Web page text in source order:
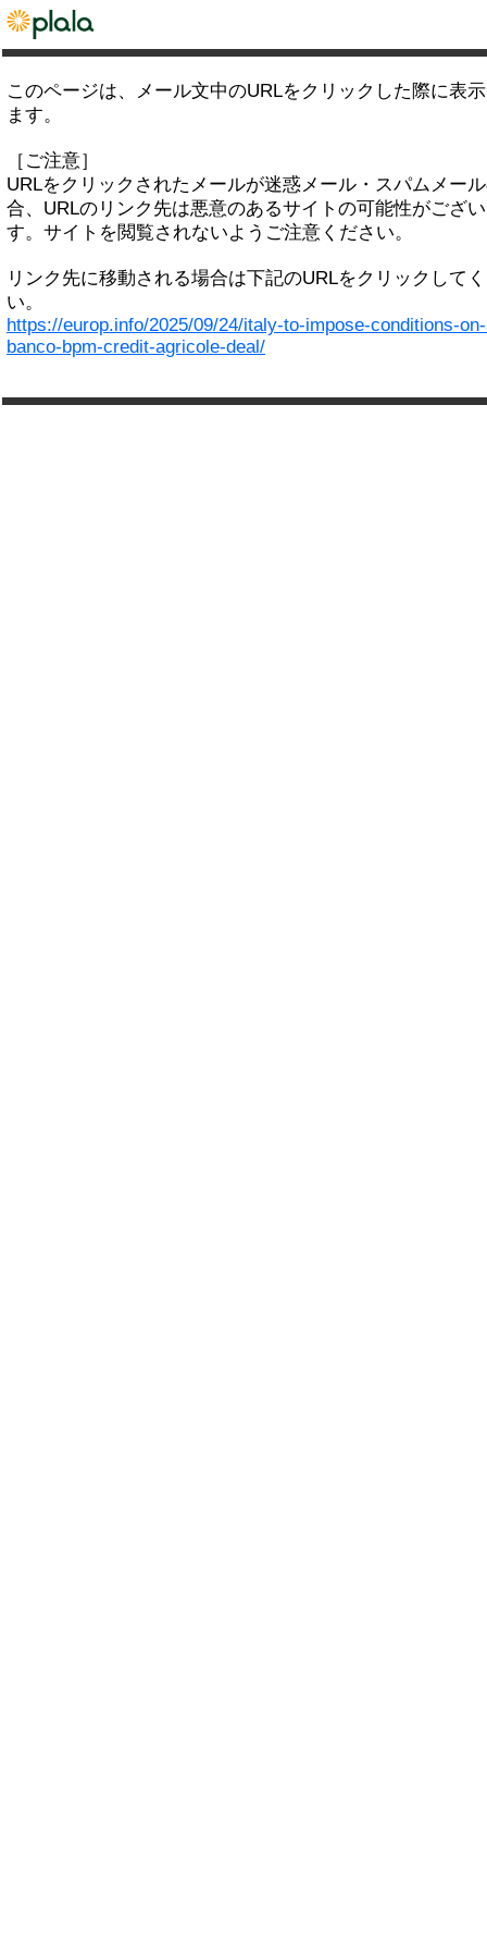
このページは、メール文中のURLをクリックした際に表
ます。
［ご注意］
URLをクリックされたメールが迷惑メール・スパムメー
合、URLのリンク先は悪意のあるサイトの可能性がござ
す。サイトを閲覧されないようご注意ください。
リンク先に移動される場合は下記のURLをクリックして
い。
https://europ.info/2025/09/24/italy-to-impose-conditions-
banco-bpm-credit-agricole-deal/